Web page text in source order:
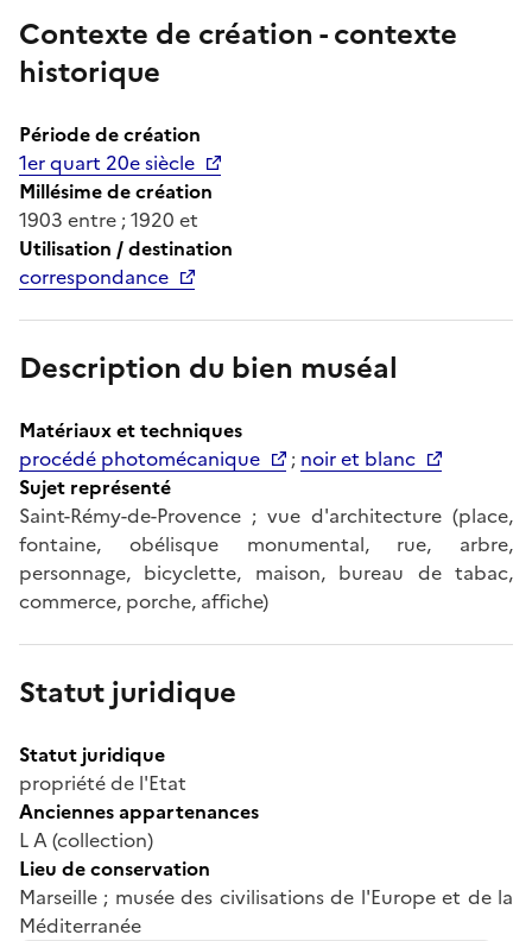
Contexte de création - contexte
historique
Période de création
1er quart 20e siècle
Millésime de création
1903 entre ; 1920 et
Utilisation / destination
correspondance
Description du bien muséal
Matériaux et techniques
procédé photomécanique
; noir et blanc
Sujet représenté
Saint-Rémy-de-Provence ; vue d'architecture (place,
fontaine, obélisque monumental, rue, arbre,
personnage, bicyclette, maison, bureau de tabac,
commerce, porche, affiche)
Statut juridique
Statut juridique
propriété de l'Etat
Anciennes appartenances
L A (collection)
Lieu de conservation
Marseille ; musée des civilisations de l'Europe et de la
Méditerranée